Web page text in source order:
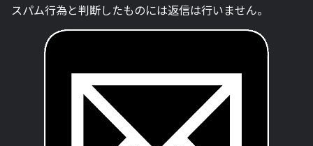
スパム行為と判断したものには返信は行いません。